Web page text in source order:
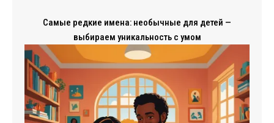
Самые редкие имена: необычные для детей —
выбираем уникальность с умом